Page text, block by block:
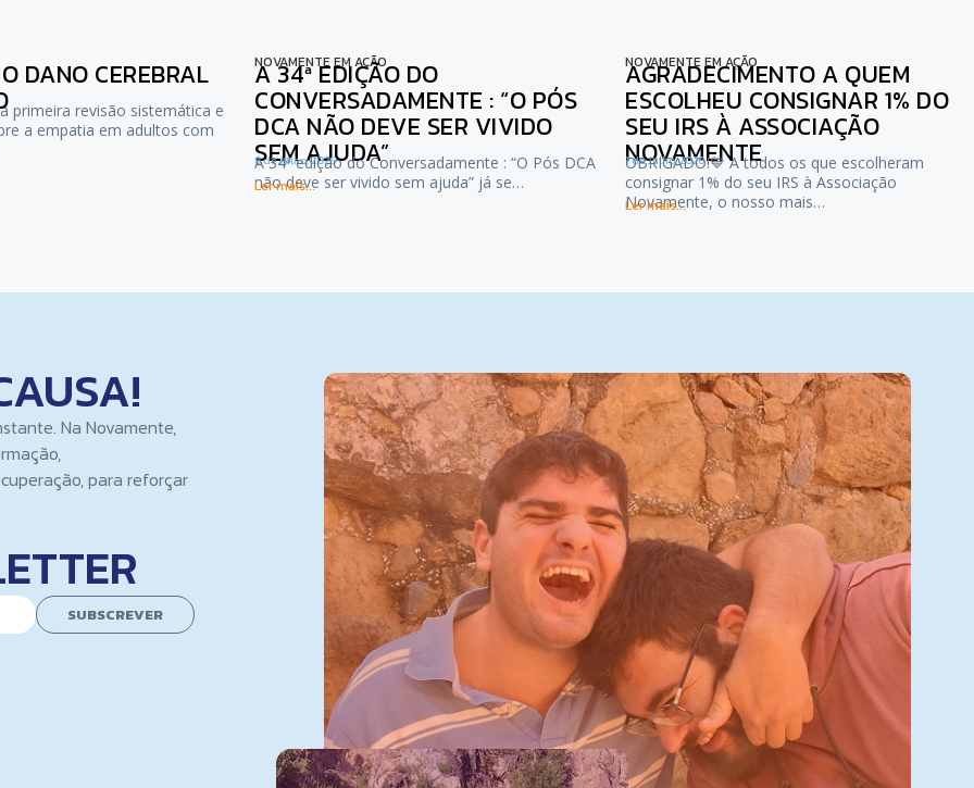
DANO CEREBRAL
primeira revisão sistemática e
a empatia em adultos com
NOVAMENTE EM AÇÃO
A 34ª EDIÇÃO DO
CONVERSADAMENTE : “O PÓS
DCA NÃO DEVE SER VIVIDO
SEM AJUDA”
6 de Julho, 2026
A 34ª edição do Conversadamente : “O Pós DCA
não deve ser vivido sem ajuda” já se…
Ler mais...
NOVAMENTE EM AÇÃO
AGRADECIMENTO A QUEM
ESCOLHEU CONSIGNAR 1% DO
SEU IRS À ASSOCIAÇÃO
NOVAMENTE
1 de Julho, 2026
OBRIGADO!💙 A todos os que escolheram
consignar 1% do seu IRS à Associação
Novamente, o nosso mais…
Ler mais...
Na Novamente,
para reforçar
SUBSCREVER